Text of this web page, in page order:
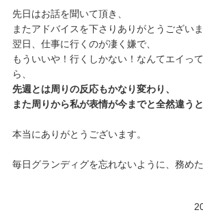
先日はお話を聞いて頂き、
またアドバイスを下さりありがとうございま
翌日、仕事に行くのが凄く嫌で、
もういいや！行くしかない！ なんてエイっ
ら、
先週とは周りの反応もかなり変わり、
また周りから私が表情が今までと全然違う
本当にありがとうございます。
毎日グランディグを忘れないように、務め